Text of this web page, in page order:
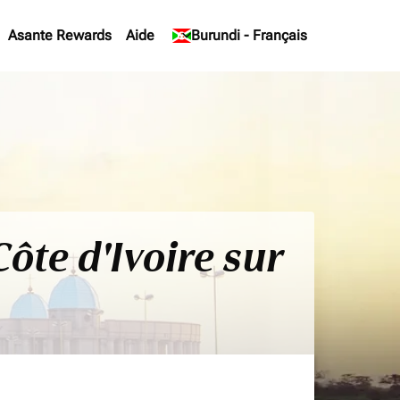
Asante Rewards Aide Burundi - Français
keyboard_arrow_down
d'Ivoire sur